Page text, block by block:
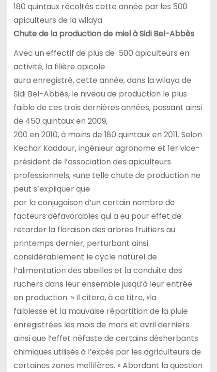
180 quintaux récoltés cette année par les 500
apiculteurs de la wilaya
Chute de la production de miel à Sidi Bel-Abbès
Avec un effectif de plus de 500 apiculteurs en
activité, la filière apicole
aura enregistré, cette année, dans la wilaya de
Sidi Bel-Abbès, le niveau de production le plus
faible de ces trois dernières années, passant ainsi
de 450 quintaux en 2009,
200 en 2010, à moins de 180 quintaux en 2011. Selon
Kechar Kaddour, ingénieur agronome et 1er vice-
président de l’association des apiculteurs
professionnels, «une telle chute de production ne
peut s’expliquer que
par la conjugaison d’un certain nombre de
facteurs défavorables qui a eu pour effet de
retarder la floraison des arbres fruitiers au
printemps dernier, perturbant ainsi
considérablement le cycle naturel de
l’alimentation des abeilles et la conduite des
ruchers dans leur ensemble jusqu’à leur entrée
en production. » Il citera, à ce titre, «la
faiblesse et la mauvaise répartition de la pluie
enregistrées les mois de mars et avril derniers
ainsi que l’effet néfaste de certains désherbants
chimiques utilisés à l’excès par les agriculteurs de
certaines zones mellifères. » Abordant la question